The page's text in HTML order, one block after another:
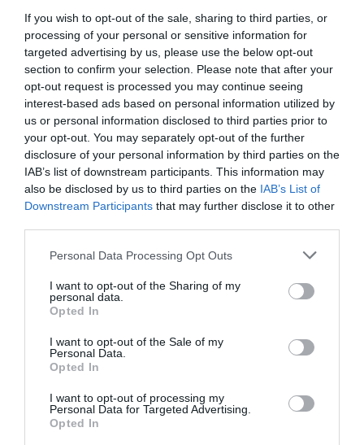
If you wish to opt-out of the sale, sharing to third parties, or
processing of your personal or sensitive information for
targeted advertising by us, please use the below opt-out
section to confirm your selection. Please note that after your
opt-out request is processed you may continue seeing
interest-based ads based on personal information utilized by
us or personal information disclosed to third parties prior to
your opt-out. You may separately opt-out of the further
disclosure of your personal information by third parties on the
IAB’s list of downstream participants. This information may
also be disclosed by us to third parties on the IAB’s List of
Downstream Participants that may further disclose it to other
Personal Data Processing Opt Outs
I want to opt-out of the Sharing of my
personal data.
Opted In
I want to opt-out of the Sale of my
Personal Data.
Opted In
I want to opt-out of processing my
Personal Data for Targeted Advertising.
Opted In
mélangeant tous les ingrédients et en les
trempant dans la sauce nuoc mam. Bon
appétit !
Voici une recette classique de taboulé libanais :
Voici une recette classique de quenelles avec une
sauce béchamel :
Votre adresse e-mail ne sera pas publiée.
Les champs
Commentaire